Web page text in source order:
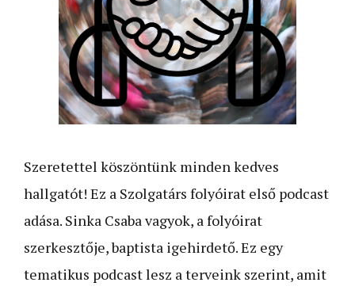
Szeretettel köszöntünk minden kedves
hallgatót! Ez a Szolgatárs folyóirat első podcast
adása. Sinka Csaba vagyok, a folyóirat
szerkesztője, baptista igehirdető. Ez egy
tematikus podcast lesz a terveink szerint, amit